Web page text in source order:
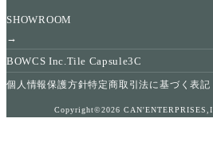
SHOWROOM
→
BOWCS Inc.Tile Capsule3C
個人情報保護方針特定商取引法に基づく表記
Copyright©2026